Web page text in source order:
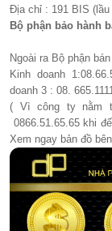
Địa chỉ : 191 BIS (lầu
Bộ phận bảo hành
Ngoài ra Bộ phận
Kinh doanh
doanh 3 : 08.
( Vì công ty nằm
0866.51.65.65 khi
Xem ngay bản đồ